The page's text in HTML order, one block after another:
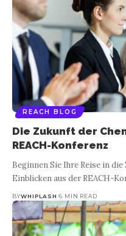
REACH BLOG
Die Zukunft der
REACH-Konferenz
Beginnen Sie Ihre Reise in
Einblicken aus der REACH-
BYWHIPLASH 6 MIN READ